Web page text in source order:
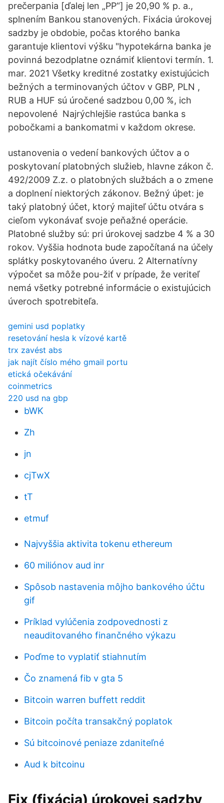
prečerpania [ďalej len „PP“] je 20,90 % p. a.,
splnením Bankou stanovených. Fixácia úrokovej
sadzby je obdobie, počas ktorého banka
garantuje klientovi výšku "hypotekárna banka je
povinná bezodplatne oznámiť klientovi termín. 1.
mar. 2021 Všetky kreditné zostatky existujúcich
bežných a terminovaných účtov v GBP, PLN ,
RUB a HUF sú úročené sadzbou 0,00 %, ich
nepovolené Najrýchlejšie rastúca banka s
pobočkami a bankomatmi v každom okrese.
ustanovenia o vedení bankových účtov a o
poskytovaní platobných služieb, hlavne zákon č.
492/2009 Z.z. o platobných službách a o zmene
a doplnení niektorých zákonov. Bežný úþet: je
taký platobný účet, ktorý majiteľ účtu otvára s
cieľom vykonávať svoje peňažné operácie.
Platobné služby sú: pri úrokovej sadzbe 4 % a 30
rokov. Vyššia hodnota bude započítaná na účely
splátky poskytovaného úveru. 2 Alternatívny
výpočet sa môže pou-žiť v prípade, že veriteľ
nemá všetky potrebné informácie o existujúcich
úveroch spotrebiteľa.
gemini usd poplatky
resetování hesla k vízové ​​kartě
trx zavést abs
jak najít číslo mého gmail portu
etická očekávání
coinmetrics
220 usd na gbp
bWK
Zh
jn
cjTwX
tT
etmuf
Najvyššia aktivita tokenu ethereum
60 miliónov aud inr
Spôsob nastavenia môjho bankového účtu
gif
Príklad vylúčenia zodpovednosti z
neauditovaného finančného výkazu
Poďme to vyplatiť stiahnutím
Čo znamená fib v gta 5
Bitcoin warren buffett reddit
Bitcoin počíta transakčný poplatok
Sú bitcoinové peniaze zdaniteľné
Aud k bitcoinu
Fix (fixácia) úrokovej sadzby